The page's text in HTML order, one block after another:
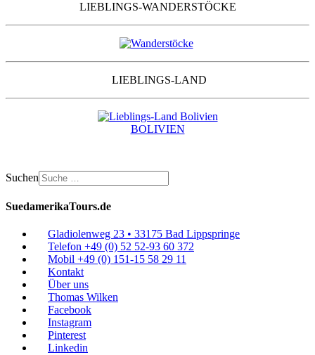
LIEBLINGS-WANDERSTÖCKE
LIEBLINGS-LAND
BOLIVIEN
Suchen
SuedamerikaTours.de
Gladiolenweg 23 • 33175 Bad Lippspringe
Telefon +49 (0) 52 52-93 60 372
Mobil +49 (0) 151-15 58 29 11
Kontakt
Über uns
Thomas Wilken
Facebook
Instagram
Pinterest
Linkedin